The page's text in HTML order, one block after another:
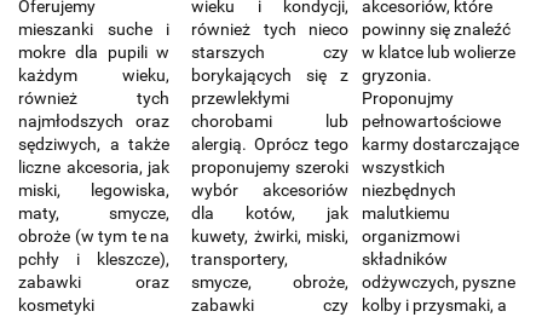
Oferujemy
mieszanki suche i
mokre dla pupili w
każdym wieku,
również tych
najmłodszych oraz
sędziwych, a także
liczne akcesoria, jak
miski, legowiska,
maty, smycze,
obroże (w tym te na
pchły i kleszcze),
zabawki oraz
kosmetyki
wieku i kondycji,
również tych nieco
starszych czy
borykających się z
przewlekłymi
chorobami lub
alergią. Oprócz tego
proponujemy szeroki
wybór akcesoriów
dla kotów, jak
kuwety, żwirki, miski,
transportery,
smycze, obroże,
zabawki czy
akcesoriów, które
powinny się znaleźć
w klatce lub wolierze
gryzonia.
Proponujmy
pełnowartościowe
karmy dostarczające
wszystkich
niezbędnych
malutkiemu
organizmowi
składników
odżywczych, pyszne
kolby i przysmaki, a